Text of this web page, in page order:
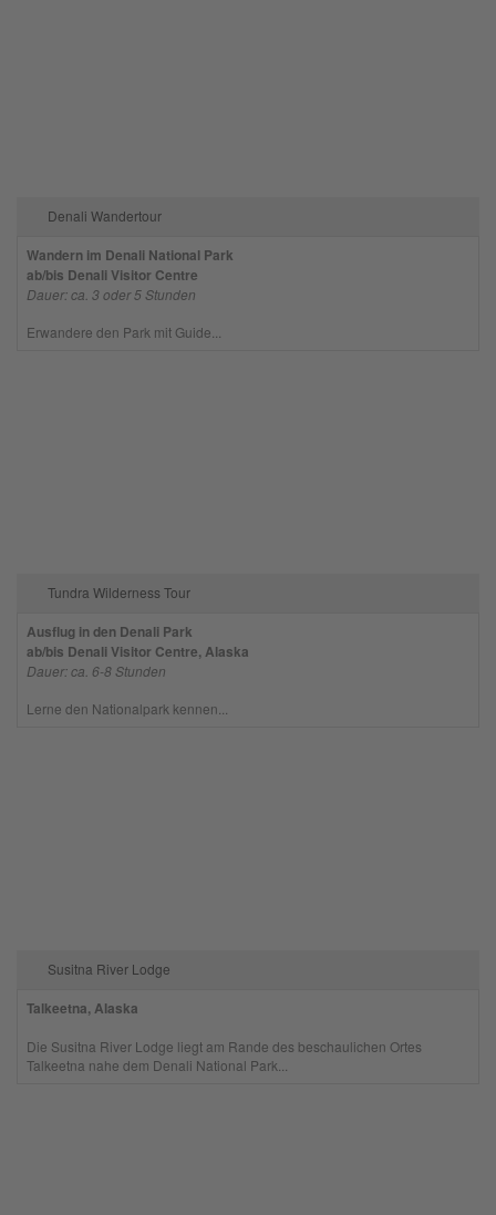
Denali Wandertour
Wandern im Denali National Park
ab/bis Denali Visitor Centre
Dauer: ca. 3 oder 5 Stunden
Erwandere den Park mit Guide...
Tundra Wilderness Tour
Ausflug in den Denali Park
ab/bis Denali Visitor Centre, Alaska
Dauer: ca. 6-8 Stunden
Lerne den Nationalpark kennen...
Susitna River Lodge
Talkeetna, Alaska
Die Susitna River Lodge liegt am Rande des beschaulichen Ortes
Talkeetna nahe dem Denali National Park...